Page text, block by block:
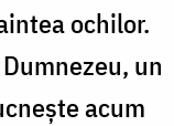
ochilor.
un
acum